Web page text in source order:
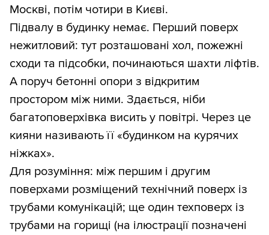
Москві, потім чотири в Києві.
Підвалу в будинку немає. Перший поверх
нежитловий: тут розташовані хол, пожежні
сходи та підсобки, починаються шахти ліфтів.
А поруч бетонні опори з відкритим
простором між ними. Здається, ніби
багатоповерхівка висить у повітрі. Через це
кияни називають її «будинком на курячих
ніжках».
Для розуміння: між першим і другим
поверхами розміщений технічний поверх із
трубами комунікацій; ще один техповерх із
трубами на горищі (на ілюстрації позначені